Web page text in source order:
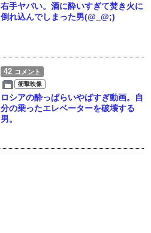
右手ヤバい。酒に酔いすぎて焚き火に
倒れ込んでしまった男(@_@;)
42 コメント
衝撃映像
ロシアの酔っぱらいやばすぎ動画。自
分の乗ったエレベーターを破壊する
男。